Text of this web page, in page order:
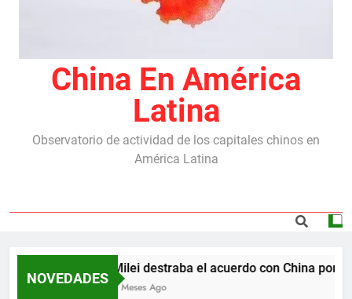
China En América
Latina
Observatorio de actividad de los capitales chinos en
América Latina
NOVEDADES
Milei destraba el acuerdo con China por
5 Meses Ago